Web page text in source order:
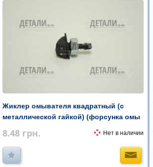
Жиклер омывателя квадратный (с
металлической гайкой) (форсунка омы
8.48 грн. Нет в наличии